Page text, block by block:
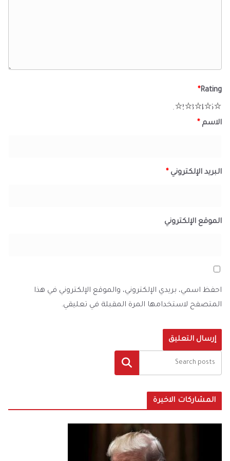
Rating
*
5
4
3
2
الاسم *
البريد الإلكتروني *
الموقع الإلكتروني
احفظ اسمي، بريدي الإلكتروني، والموقع الإلكتروني في هذا
المتصفح لاستخدامها المرة المقبلة في تعليقي.
البحث
المشاركات الاخيرة